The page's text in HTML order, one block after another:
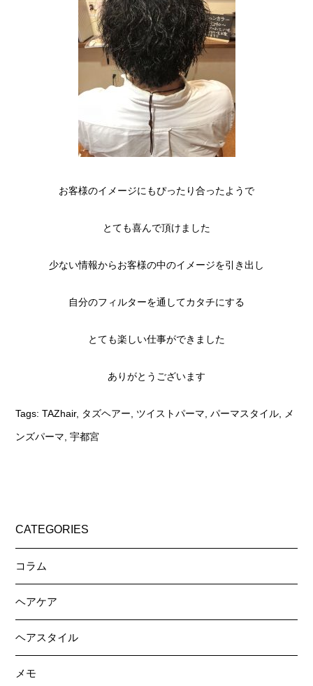
お客様のイメージにもぴったり合ったようで
とても喜んで頂けました
少ない情報からお客様の中のイメージを引き出し
自分のフィルターを通してカタチにする
とても楽しい仕事ができました
ありがとうございます
Tags:TAZhair, タズヘアー ツイストパーマ ,パーマスタイル メ
ンズパーマ ,宇都宮
CATEGORIES
コラム
ヘアケア
ヘアスタイル
メモ